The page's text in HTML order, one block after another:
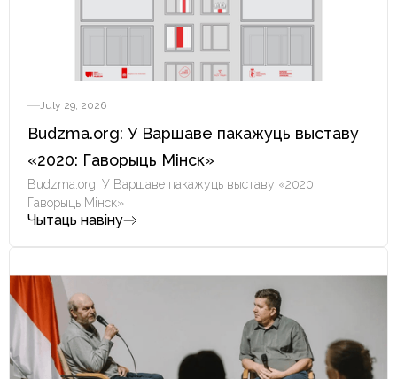
July 29, 2026
Budzma.org: У Варшаве пакажуць выставу
«2020: Гаворыць Мінск»
Budzma.org: У Варшаве пакажуць выставу «2020:
Гаворыць Мінск»
Чытаць навіну